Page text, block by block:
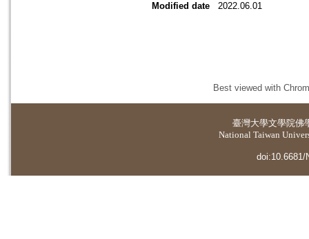
Modified date
2022.06.01
Best viewed with
臺灣大學文學院佛
National Taiwan
doi:10.6681/